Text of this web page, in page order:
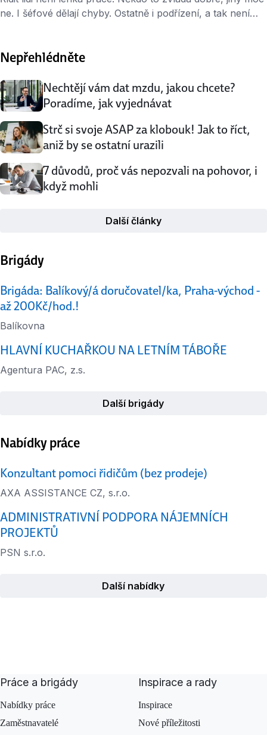
ne. I šéfové dělají chyby. Ostatně i podřízení, a tak není
zkrátka šéfovo nesprávné chování překročí únosnou
Někteří …
Nepřehlédněte
Nechtějí vám dat mzdu, jakou chcete?
Poradíme, jak vyjednávat
Strč si svoje ASAP za klobouk! Jak to říct,
aniž by se ostatní urazili
7 důvodů, proč vás nepozvali na pohovor, i
když mohli
Další články
Brigády
Brigáda: Balíkový/á doručovatel/ka, Praha-východ -
až 200Kč/hod.!
Balíkovna
HLAVNÍ KUCHAŘKOU NA LETNÍM TÁBOŘE
Agentura PAC, z.s.
Další brigády
Nabídky práce
Konzultant pomoci řidičům (bez prodeje)
AXA ASSISTANCE CZ, s.r.o.
ADMINISTRATIVNÍ PODPORA NÁJEMNÍCH
PROJEKTŮ
PSN s.r.o.
Další nabídky
Práce a brigády
Nabídky práce
Zaměstnavatelé
Inspirace a rady
Inspirace
Nové příležitosti